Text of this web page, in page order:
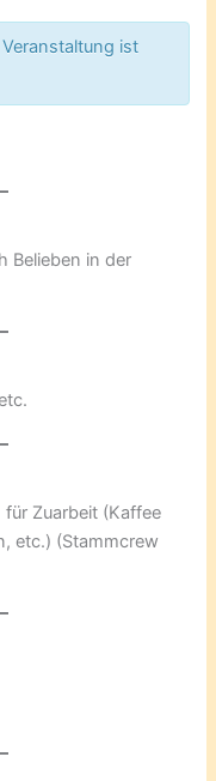
ist
Belieben in der
Zuarbeit (Kaffee
etc.) (Stammcrew